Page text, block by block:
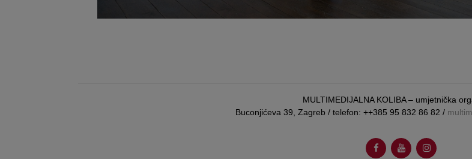
MULTIMEDIJALNA KOLIBA – umjetnička
Buconjićeva 39, Zagreb / telefon: ++385 95 832 86 82 /